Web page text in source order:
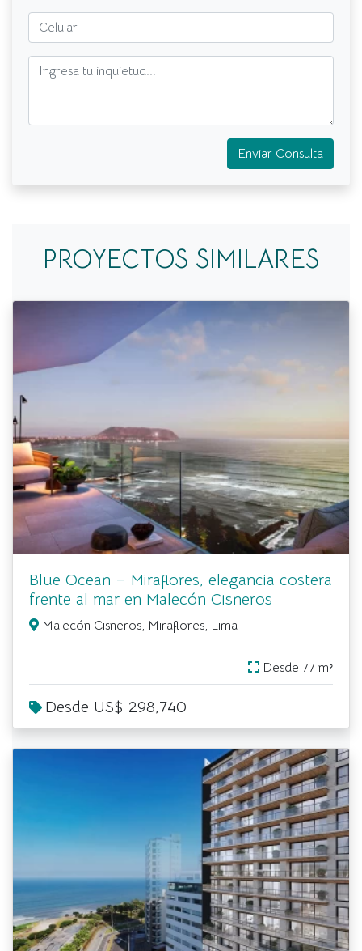
Enviar Consulta
PROYECTOS SIMILARES
Blue Ocean – Miraflores, elegancia costera
frente al mar en Malecón Cisneros
Malecón Cisneros, Miraflores, Lima
Desde 77 m²
Desde US$ 298,740